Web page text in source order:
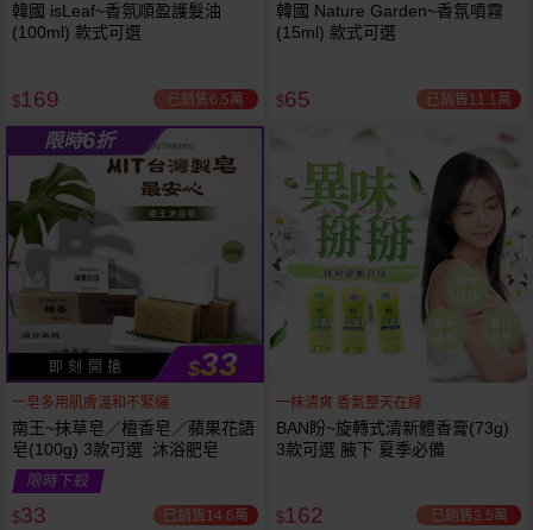
立刻送
韓國 isLeaf~香氛順盈護髮油
(100ml) 款式可選
$169 已銷售6.5萬
韓國 Nature Garden~香氛噴霧
(15ml) 款式可選
$65 已銷售11.1萬
限時6折
即 刻 開 搶 $33
一皂多用肌膚溫和不緊繃
南王~抹草皂／檀香皂／蘋果花語
皂(100g) 3款可選 沐浴肥皂
限時下殺
$33 已銷售14.6萬
一抹清爽 香氣整天在線
BAN盼~旋轉式清新體香膏(73g)
3款可選 腋下 夏季必備
$162 已銷售3.5萬